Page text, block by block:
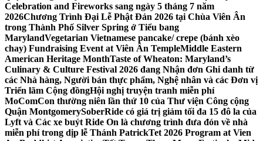
Celebration and Fireworks sang ngày 5 tháng 7 năm
2026Chương Trình Đại Lễ Phật Đản 2026 tại Chùa Viên Ân
trong Thành Phố Silver Spring ở Tiểu bang
MarylandVegetarian Vietnamese pancake/ crepe (bánh xèo
chay) Fundraising Event at Viên Ân TempleMiddle Eastern
American Heritage MonthTaste of Wheaton: Maryland’s
Culinary & Culture Festival 2026 đang Nhận đơn Ghi danh từ
các Nhà hàng, Người bán thực phẩm, Nghệ nhân và các Đơn vị
Triển lãm Cộng đồngHội nghị truyện tranh miễn phí
MoComCon thường niên lần thứ 10 của Thư viện Công cộng
Quận MontgomerySoberRide có giá trị giảm tối đa 15 đô la của
Lyft và Các xe buýt Ride On là chương trình đưa đón về nhà
miễn phí trong dịp lễ Thánh PatrickTet 2026 Program at Vien